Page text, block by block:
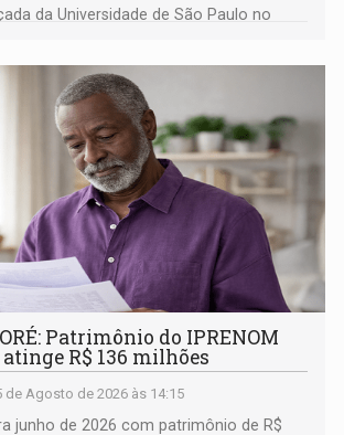
da Universidade de São Paulo no
Patrimônio do IPRENOM
atinge R$ 136 milhões
de Agosto de 2026 às 14:15
junho de 2026 com patrimônio de R$